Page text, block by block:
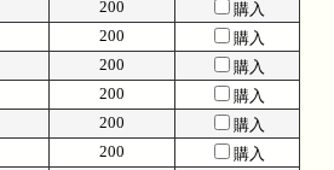
200
購入
200
購入
200
購入
200
購入
200
購入
200
購入